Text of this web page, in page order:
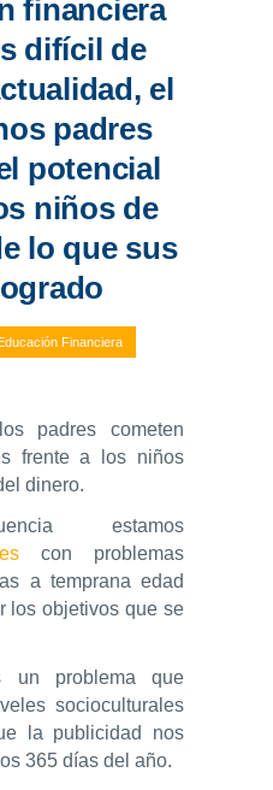
financiera
difícil de
el
padres
potencial
niños de
lo que sus
Financiera
padres cometen
frente a los niños
dinero.
estamos
con problemas
a temprana edad
los objetivos que se
un problema que
socioculturales
la publicidad nos
365 días del año.